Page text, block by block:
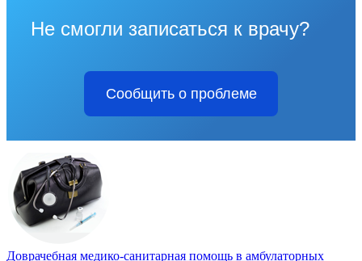
Не смогли записаться к врачу?
Сообщить о проблеме
Доврачебная медико-санитарная помощь в амбулаторных